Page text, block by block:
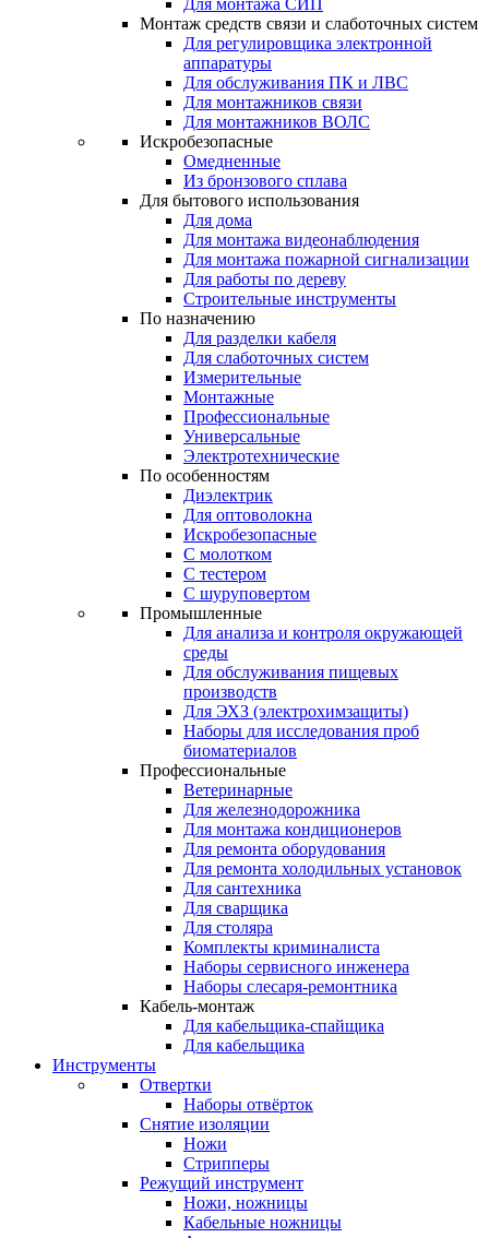
Для монтажа СИП
Монтаж средств связи и слаботочных систем
Для регулировщика электронной
аппаратуры
Для обслуживания ПК и ЛВС
Для монтажников связи
Для монтажников ВОЛС
Искробезопасные
Омедненные
Из бронзового сплава
Для бытового использования
Для дома
Для монтажа видеонаблюдения
Для монтажа пожарной сигнализации
Для работы по дереву
Строительные инструменты
По назначению
Для разделки кабеля
Для слаботочных систем
Измерительные
Монтажные
Профессиональные
Универсальные
Электротехнические
По особенностям
Диэлектрик
Для оптоволокна
Искробезопасные
С молотком
С тестером
С шуруповертом
Промышленные
Для анализа и контроля окружающей
среды
Для обслуживания пищевых
производств
Для ЭХЗ (электрохимзащиты)
Наборы для исследования проб
биоматериалов
Профессиональные
Ветеринарные
Для железнодорожника
Для монтажа кондиционеров
Для ремонта оборудования
Для ремонта холодильных установок
Для сантехника
Для сварщика
Для столяра
Комплекты криминалиста
Наборы сервисного инженера
Наборы слесаря-ремонтника
Кабель-монтаж
Для кабельщика-спайщика
Для кабельщика
Инструменты
Отвертки
Наборы отвёрток
Снятие изоляции
Ножи
Стрипперы
Режущий инструмент
Ножи, ножницы
Кабельные ножницы